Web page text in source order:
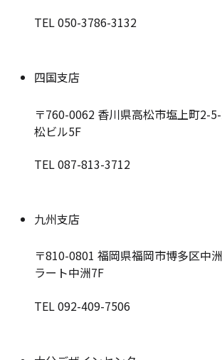
TEL 050-3786-3132
四国支店
〒760-0062 香川県高松市塩上町2-
松ビル5F
TEL 087-813-3712
九州支店
〒810-0801 福岡県福岡市博多区中
ラート中洲7F
TEL 092-409-7506